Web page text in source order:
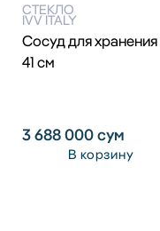
СТЕКЛО
IVV ITALY
Сосуд для хранения
41 см
3 688 000сум
В корзину